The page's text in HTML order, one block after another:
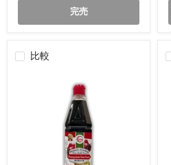
完売
比較